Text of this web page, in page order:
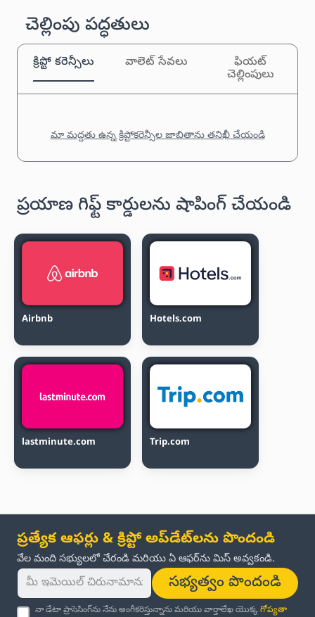
చెల్లింపు పద్ధతులు
క్రిప్టో కరెన్సీలు వాలెట్ సేవలు
ఫియట్
చెల్లింపులు
మా మద్దతు ఉన్న క్రిప్టోకరెన్సీల జాబితాను తనిఖీ చేయండి
ప్రయాణ గిఫ్ట్ కార్డులను షాపింగ్ చేయండి
Airbnb Hotels.com
lastminute.com Trip.com
ప్రత్యేక ఆఫర్లు & క్రిప్టో అప్‌డేట్‌లను పొందండి
వేల మంది సభ్యులలో చేరండి మరియు ఏ ఆఫర్‌ను మిస్ అవ్వకండి.
సభ్యత్వం పొందండి
నా డేటా ప్రాసెసింగ్‌ను నేను అంగీకరిస్తున్నాను మరియు వార్తాలేఖ యొక్కగోప్యతా